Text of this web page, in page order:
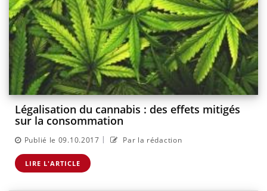
Légalisation du cannabis : des effets mitigés
sur la consommation
Publié le 09.10.2017 | Par la rédaction
LIRE L'ARTICLE